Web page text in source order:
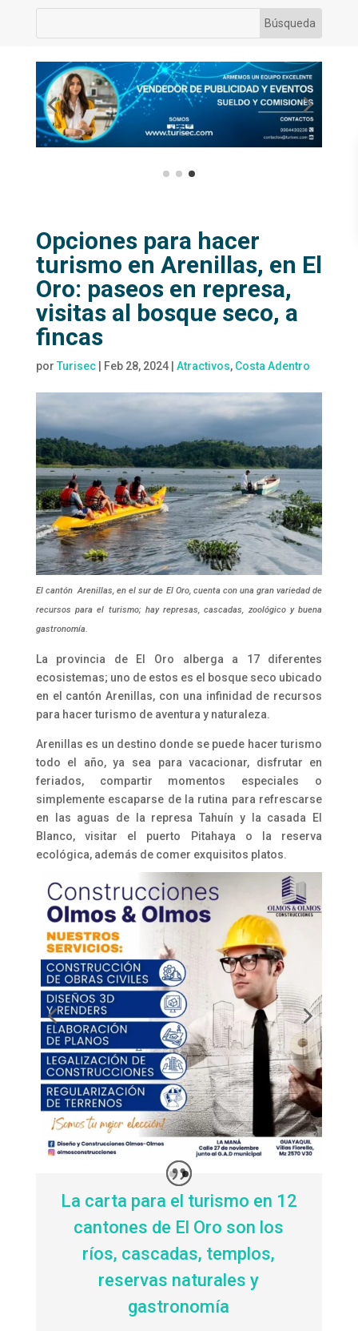
Opciones para hacer
turismo en Arenillas, en El
Oro: paseos en represa,
visitas al bosque seco, a
fincas
por Turisec| Feb 28, 2024| Atractivos, Costa Adentro
El cantón Arenillas, en el sur de El Oro, cuenta con una gran variedad de
recursos para el turismo; hay represas, cascadas, zoológico y buena
gastronomía.
La provincia de El Oro alberga a 17 diferentes
ecosistemas; uno de estos es el bosque seco ubicado
en el cantón Arenillas, con una infinidad de recursos
para hacer turismo de aventura y naturaleza.
Arenillas es un destino donde se puede hacer turismo
todo el año, ya sea para vacacionar, disfrutar en
feriados, compartir momentos especiales o
simplemente escaparse de la rutina para refrescarse
en las aguas de la represa Tahuín y la casada El
Blanco, visitar el puerto Pitahaya o la reserva
ecológica, además de comer exquisitos platos.
La carta para el turismo en 12
cantones de El Oro son los
ríos, cascadas, templos,
reservas naturales y
gastronomía